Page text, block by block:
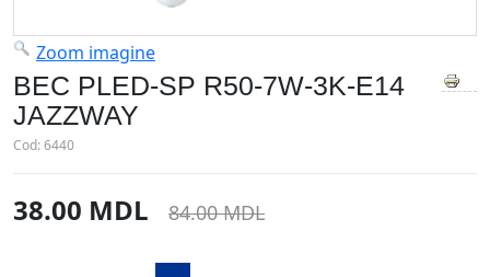
Zoom imagine
BEC PLED-SP R50-7W-3K-E14
JAZZWAY
Cod:6440
38.00 MDL 84.00 MDL